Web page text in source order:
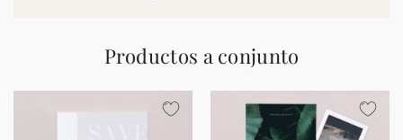
Productos a conjunto